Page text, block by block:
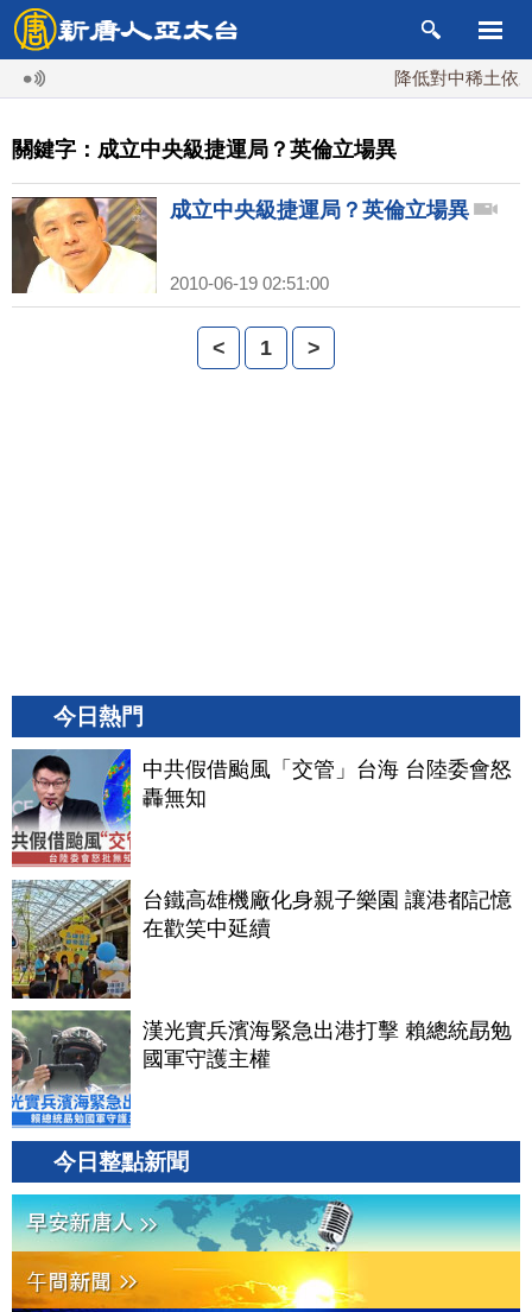
降低對中稀土依賴
關鍵字：成立中央級捷運局？英倫立場異
成立中央級捷運局？英倫立場異
2010-06-19 02:51:00
< 1 >
今日熱門
中共假借颱風「交管」台海 台陸委會怒
轟無知
台鐵高雄機廠化身親子樂園 讓港都記憶
在歡笑中延續
漢光實兵濱海緊急出港打擊 賴總統勗勉
國軍守護主權
今日整點新聞